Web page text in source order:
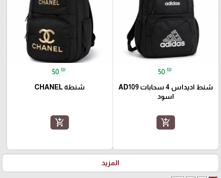
50 ₪
شنط اديداس 4 سحابات AD109
اسود
add_shopping_cart
50 ₪
شنطة CHANEL
add_shopping_cart
المزيد